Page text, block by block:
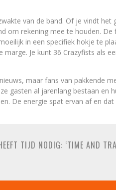
van de band. Of je vindt
om rekening mee te houden.
in een specifiek hokje te
marge. Je kunt 36 Crazyfists als
maar fans van pakkende
gasten al jarenlang bestaan en
De energie spat ervan af en
TIJD NODIG: ‘TIME AND